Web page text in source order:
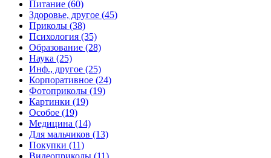
Питание (60)
Здоровье, другое (45)
Приколы (38)
Психология (35)
Образование (28)
Наука (25)
Инф., другое (25)
Корпоративное (24)
Фотоприколы (19)
Картинки (19)
Особое (19)
Медицина (14)
Для мальчиков (13)
Покупки (11)
Видеоприколы (11)